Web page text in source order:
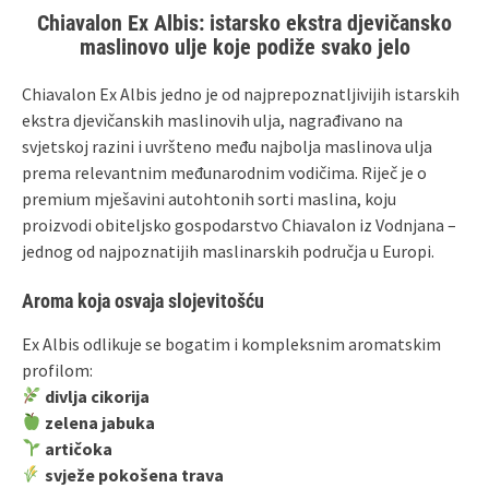
Chiavalon Ex Albis: istarsko ekstra djevičansko
maslinovo ulje koje podiže svako jelo
Chiavalon Ex Albis jedno je od najprepoznatljivijih istarskih
ekstra djevičanskih maslinovih ulja, nagrađivano na
svjetskoj razini i uvršteno među najbolja maslinova ulja
prema relevantnim međunarodnim vodičima. Riječ je o
premium mješavini autohtonih sorti maslina, koju
proizvodi obiteljsko gospodarstvo Chiavalon iz Vodnjana –
jednog od najpoznatijih maslinarskih područja u Europi.
Aroma koja osvaja slojevitošću
Ex Albis odlikuje se bogatim i kompleksnim aromatskim
profilom:
divlja cikorija
zelena jabuka
artičoka
svježe pokošena trava